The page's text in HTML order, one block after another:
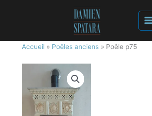
Accueil» Poêles anciens» Poêle p75